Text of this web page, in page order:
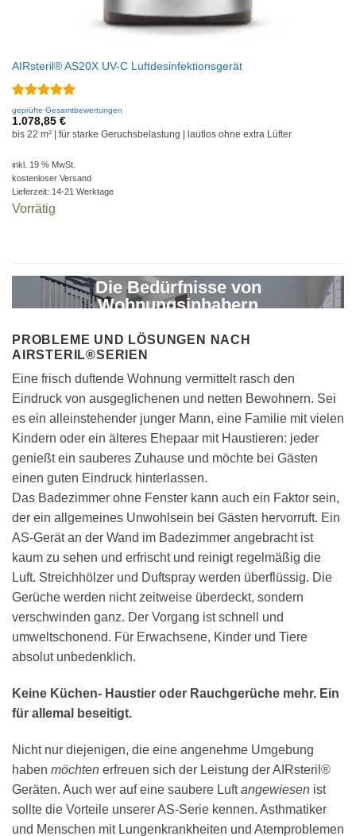
AIRsteril® AS20X UV-C Luftdesinfektionsgerät
Bewertet
mit5von
5
geprüfte Gesamtbewertungen
1.078,85 €
bis 22 m² | für starke Geruchsbelastung | lautlos ohne extra Lüfter
inkl. 19 % MwSt.
kostenloser Versand
Lieferzeit: 14-21 Werktage
Vorrätig
Die Bedürfnisse von
Wohnungsinhabern
PROBLEME UND LÖSUNGEN NACH
AIRSTERIL®SERIEN
Eine frisch duftende Wohnung vermittelt rasch den
Eindruck von ausgeglichenen und netten Bewohnern. Sei
es ein alleinstehender junger Mann, eine Familie mit vielen
Kindern oder ein älteres Ehepaar mit Haustieren: jeder
genießt ein sauberes Zuhause und möchte bei Gästen
einen guten Eindruck hinterlassen.
Das Badezimmer ohne Fenster kann auch ein Faktor sein,
der ein allgemeines Unwohlsein bei Gästen hervorruft. Ein
AS-Gerät an der Wand im Badezimmer angebracht ist
kaum zu sehen und erfrischt und reinigt regelmäßig die
Luft. Streichhölzer und Duftspray werden überflüssig. Die
Gerüche werden nicht zeitweise überdeckt, sondern
verschwinden ganz. Der Vorgang ist schnell und
umweltschonend. Für Erwachsene, Kinder und Tiere
absolut unbedenklich.
Keine Küchen- Haustier oder Rauchgerüche mehr. Ein
für allemal beseitigt.
Nicht nur diejenigen, die eine angenehme Umgebung
haben möchten erfreuen sich der Leistung der AIRsteril®
Geräten. Auch wer auf eine saubere Luftangewiesen ist
sollte die Vorteile unserer AS-Serie kennen. Asthmatiker
und Menschen mit Lungenkrankheiten und Atemproblemen